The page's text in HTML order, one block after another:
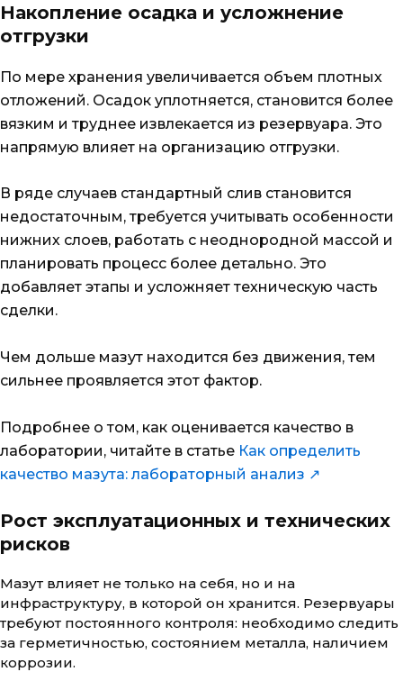
Накопление осадка и усложнение
отгрузки
По мере хранения увеличивается объем плотных
отложений. Осадок уплотняется, становится более
вязким и труднее извлекается из резервуара. Это
напрямую влияет на организацию отгрузки.
В ряде случаев стандартный слив становится
недостаточным, требуется учитывать особенности
нижних слоев, работать с неоднородной массой и
планировать процесс более детально. Это
добавляет этапы и усложняет техническую часть
сделки.
Чем дольше мазут находится без движения, тем
сильнее проявляется этот фактор.
Подробнее о том, как оценивается качество в
лаборатории, читайте в статье Как определить
качество мазута: лабораторный анализ ↗
Рост эксплуатационных и технических
рисков
Мазут влияет не только на себя, но и на
инфраструктуру, в которой он хранится. Резервуары
требуют постоянного контроля: необходимо следить
за герметичностью, состоянием металла, наличием
коррозии.